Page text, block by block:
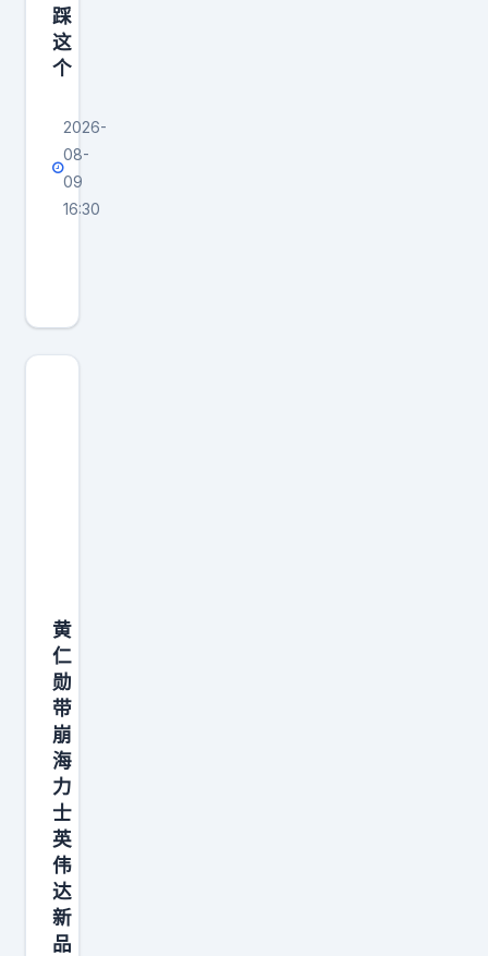
？
”
老
踩
这
个
2026-
08-
09
16:30
菜
脚
踩
？
老
坛
酸
菜
的
酸
菜
又
脚
黄
仁
勋
带
崩
海
力
士
英
伟
达
新
品